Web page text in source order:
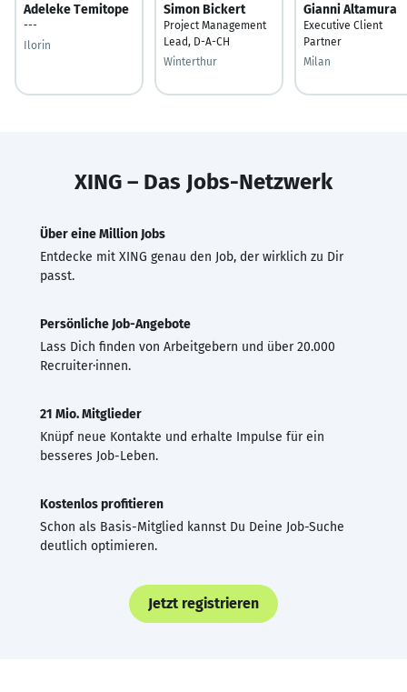
Adeleke Temitope
---
Ilorin
Simon Bickert
Project Management
Lead, D-A-CH
Winterthur
Gianni Altamura
Executive Client
Partner
Milan
XING – Das Jobs-Netzwerk
Über eine Million Jobs
Entdecke mit XING genau den Job, der wirklich zu Dir
passt.
Persönliche Job-Angebote
Lass Dich finden von Arbeitgebern und über 20.000
Recruiter·innen.
21 Mio. Mitglieder
Knüpf neue Kontakte und erhalte Impulse für ein
besseres Job-Leben.
Kostenlos profitieren
Schon als Basis-Mitglied kannst Du Deine Job-Suche
deutlich optimieren.
Jetzt registrieren